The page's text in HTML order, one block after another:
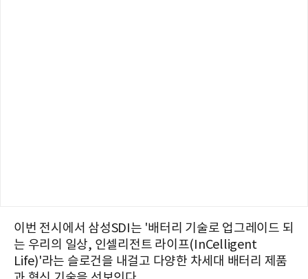
이번 전시에서 삼성SDI는 '배터리 기술로 업그레이드 되
는 우리의 일상, 인셀리전트 라이프(InCelligent
Life)'라는 슬로건을 내걸고 다양한 차세대 배터리 제품